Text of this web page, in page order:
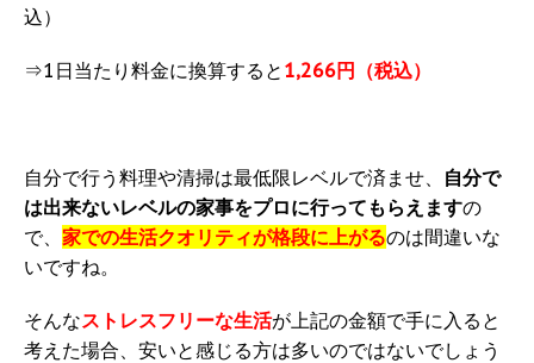
込）
⇒1日当たり料金に換算すると 1,266円（税込）
自分で行う料理や清掃は最低限レベルで済ませ、 自分で
は出来ないレベルの家事をプロに行ってもらえますの
で、 家での生活クオリティが格段に上がるのは間違いな
いですね。
そんなストレスフリーな生活が上記の金額で手に入ると
考えた場合、安いと感じる方は多いのではないでしょう